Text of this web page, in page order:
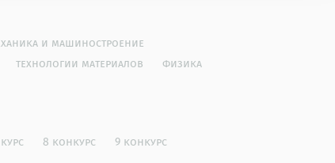
и машиностроение
технологии материалов
физика
8 конкурс
9 конкурс